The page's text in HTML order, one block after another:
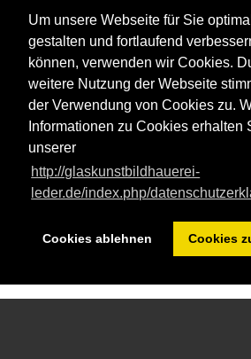
Um unsere Webseite für Sie
gestalten und fortlaufend
können, verwenden wir Cookies.
weitere Nutzung der Webseite
der Verwendung von Cookies zu.
Informationen zu Cookies erhalten
unserer
http://glaskunstbildhauerei-
leder.de/index.php/
Cookies ablehnen Cookies
Kontakt
PARTNERLINKS IMPRESSUM
Copyright © 2026. Glaskunst Bildhauerei
Shape5.comJoomla